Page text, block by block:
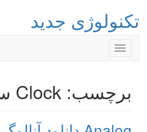
تکنولوژی جدید
Toggle
navigation
برچسب: Clock ساعت